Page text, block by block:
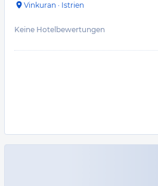
Vinkuran · Istrien
Keine Hotelbewertungen